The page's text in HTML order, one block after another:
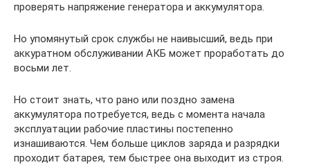
проверять напряжение генератора и аккумулятора.
Но упомянутый срок службы не наивысший, ведь при
аккуратном обслуживании АКБ может проработать до
восьми лет.
Но стоит знать, что рано или поздно замена
аккумулятора потребуется, ведь с момента начала
эксплуатации рабочие пластины постепенно
изнашиваются. Чем больше циклов заряда и разрядки
проходит батарея, тем быстрее она выходит из строя.